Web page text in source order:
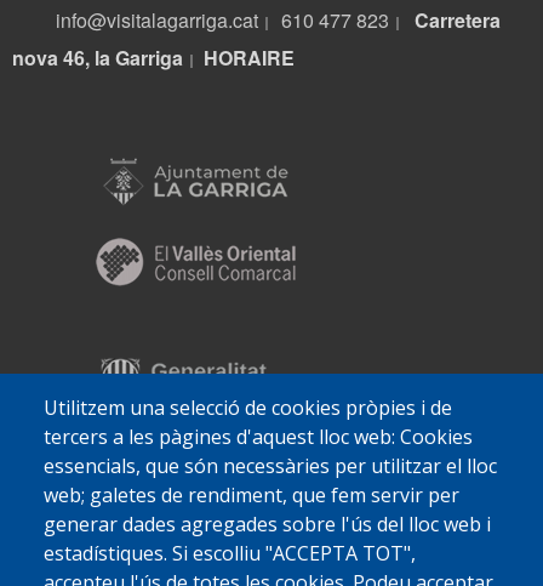
Utilitzem una selecció de cookies pròpies i de
tercers a les pàgines d'aquest lloc web: Cookies
essencials, que són necessàries per utilitzar el lloc
web; galetes de rendiment, que fem servir per
generar dades agregades sobre l'ús del lloc web i
estadístiques. Si escolliu "ACCEPTA TOT",
info@visitalagarriga.cat 610 477 823
Carretera
nova 46, la Garriga
HORAIRE